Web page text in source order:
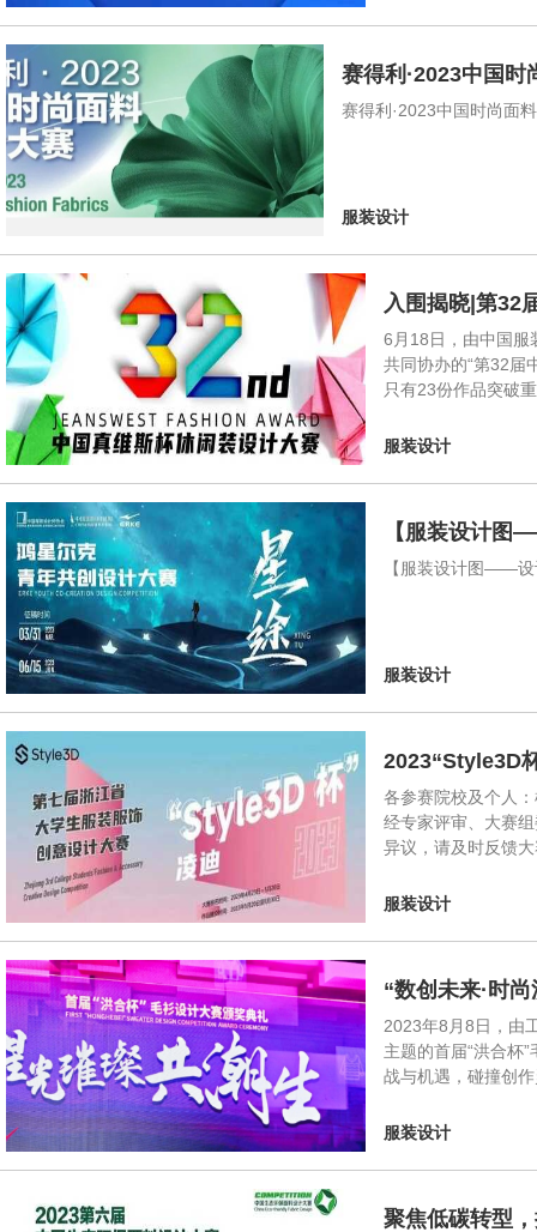
赛得利·2023中国
赛得利·2023中国时尚面
服装设计
入围揭晓|第32
6月18日，由中国服
共同协办的“第32届
只有23份作品突破
服装设计
【服装设计图
【服装设计图——
服装设计
2023“Style3D
各参赛院校及个人
经专家评审、大赛
异议，请及时反馈
服装设计
“数创未来·时
2023年8月8日，由
主题的首届“洪合杯
战与机遇，碰撞创
服装设计
聚焦低碳转型